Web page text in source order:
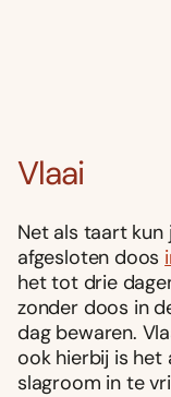
Vlaai
Net als taart kun
afgesloten doos
het tot drie
zonder doos in
dag bewaren.
ook hierbij is het
slagroom in te